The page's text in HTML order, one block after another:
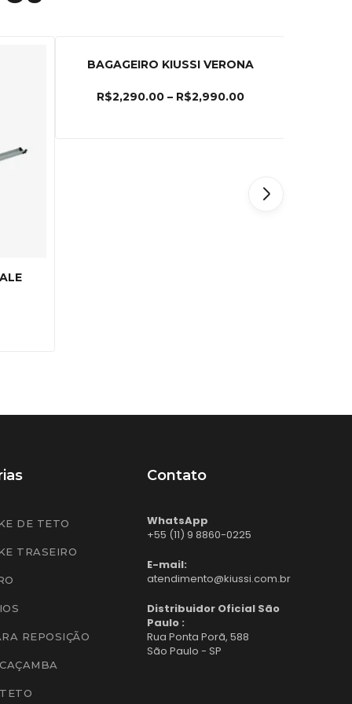
BAGAGEIRO KIUSSI VERONA
R$2,290.00 – R$2,990.00
DE TETO
TRASEIRO
REPOSIÇÃO
Contato
WhatsApp
+55 (11) 9 8860-0225
E-mail:
atendimento@kiussi.com.br
Distribuidor Oficial São
Paulo :
Rua Ponta Porã, 588
São Paulo - SP